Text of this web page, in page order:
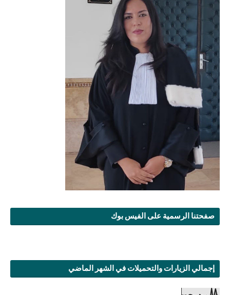
صفحتنا الرسمية على الفيس بوك
إجمالي الزيارات والتحميلات في الشهر الماضي